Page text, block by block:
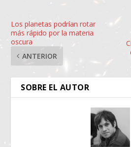
Los planetas podrían rotar
más rápido por la materia
oscura
ANTERIOR
SOBRE EL AUTOR